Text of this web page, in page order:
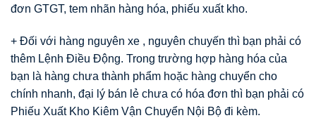
đơn GTGT, tem nhãn hàng hóa, phiếu xuất kho.
+ Đối với hàng nguyên xe , nguyên chuyến thì bạn phải có
thêm Lệnh Điều Động. Trong trường hợp hàng hóa của
bạn là hàng chưa thành phẩm hoặc hàng chuyển cho
chính nhanh, đại lý bán lẻ chưa có hóa đơn thì bạn phải có
Phiếu Xuất Kho Kiêm Vận Chuyển Nội Bộ đi kèm.